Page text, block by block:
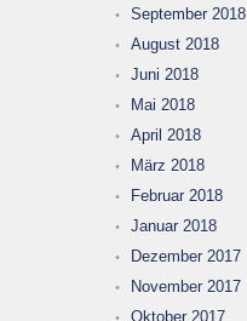
September 2018
August 2018
Juni 2018
Mai 2018
April 2018
März 2018
Februar 2018
Januar 2018
Dezember 2017
November 2017
Oktober 2017